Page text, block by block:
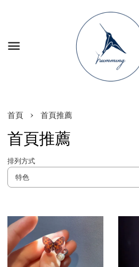
首頁 › 首頁推薦
首頁推薦
排列方式